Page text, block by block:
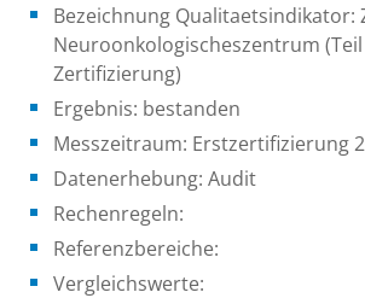
Bezeichnung Qualitaetsindikator:
Neuroonkologischeszentrum (Teil
Zertifizierung)
Ergebnis: bestanden
Messzeitraum: Erstzertifizierung
Datenerhebung: Audit
Rechenregeln:
Referenzbereiche:
Vergleichswerte: